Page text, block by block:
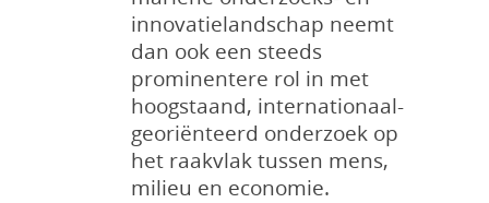
innovatielandschap neemt
dan ook een steeds
prominentere rol in met
hoogstaand, internationaal-
georiënteerd onderzoek op
het raakvlak tussen mens,
milieu en economie.